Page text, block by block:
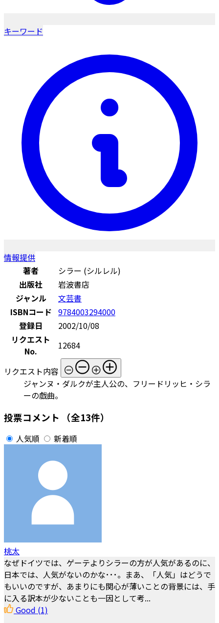
キーワード
情報提供
著者
シラー (シルレル)
出版社
岩波書店
ジャンル
文芸書
ISBNコード 9784003294000
登録日
2002/10/08
リクエスト
No.
12684
リクエスト内容
ジャンヌ・ダルクが主人公の、フリードリッヒ・シラ
ーの戯曲。
投票コメント （全13件）
人気順 新着順
桃太
なぜドイツでは、ゲーテよりシラーの方が人気があるのに、
日本では、人気がないのかな･･･。まあ、「人気」はどうで
もいいのですが、あまりにも関心が薄いことの背景には、手
に入る訳本が少ないことも一因として考...
Good (1)